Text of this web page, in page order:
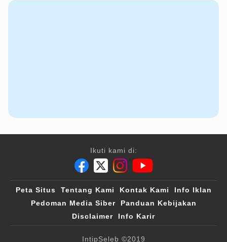
Ikuti kami di:
Peta Situs Tentang Kami Kontak Kami
Info Iklan
Pedoman Media Siber
Panduan Kebijakan
Disclaimer
Info Karir
IntipSeleb ©2019